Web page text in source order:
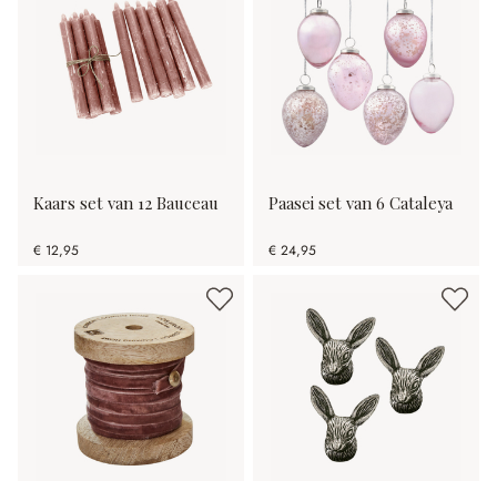
Kaars set van 12 Bauceau
€ 12,95
Paasei set van 6 Cataleya
€ 24,95